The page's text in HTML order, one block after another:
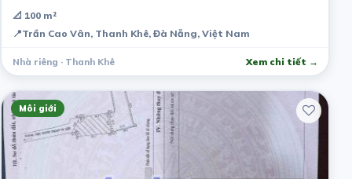
📐 100 m²
📍Trần Cao Vân, Thanh Khê, Đà Nẵng, Việt Nam
Nhà riêng · Thanh Khê Xem chi tiết →
Môi giới